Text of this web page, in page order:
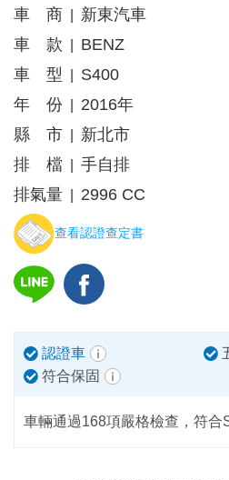
車 商
新東汽車
車 款
BENZ
車 型
S400
年 份
2016年
縣 市
新北市
排 檔
手自排
排氣量
2996 CC
查看認證查定書
認證車
符合保固
車輛通過168項嚴格檢查，符合